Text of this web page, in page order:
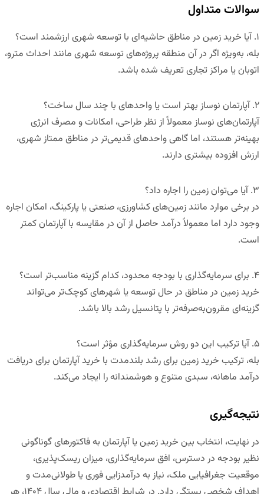
سوالات متداول
۱.آیا خرید زمین در مناطق حاشیه‌ای با توسعه شهری ارزشمند است؟
بله، به‌ویژه اگر در آن منطقه پروژه‌های توسعه شهری مانند احداث مترو،
اتوبان یا مراکز تجاری تعریف شده باشد.
۲.آپارتمان نوساز بهتر است یا واحدهای با چند سال ساخت؟
آپارتمان‌های نوساز معمولاً از نظر طراحی، امکانات و مصرف انرژی
بهینه‌تر هستند، اما گاهی واحدهای قدیمی‌تر در مناطق ممتاز شهری،
ارزش افزوده بیشتری دارند.
۳.آیا می‌توان زمین را اجاره داد؟
در برخی موارد مانند زمین‌های کشاورزی، صنعتی یا پارکینگ، امکان اجاره
وجود دارد اما معمولاً درآمد حاصل از آن در مقایسه با آپارتمان کمتر
است.
۴. برای سرمایه‌گذاری با بودجه محدود، کدام گزینه مناسب‌تر است؟
خرید زمین در مناطق در حال توسعه یا شهرهای کوچک‌تر می‌تواند
گزینه‌ای مقرون‌به‌صرفه‌تر با پتانسیل رشد بالا باشد.
۵.آیا ترکیب این دو روش سرمایه‌گذاری مؤثر است؟
بله، ترکیب خرید زمین برای رشد بلندمدت با خرید آپارتمان برای دریافت
درآمد ماهانه، سبدی متنوع و هوشمندانه را ایجاد می‌کند.
نتیجه‌گیری
در نهایت، انتخاب بین خرید زمین یا آپارتمان به فاکتورهای گوناگونی
نظیر بودجه در دسترس، افق سرمایه‌گذاری، میزان ریسک‌پذیری،
موقعیت جغرافیایی ملک، نیاز به درآمدزایی فوری یا طولانی‌مدت و